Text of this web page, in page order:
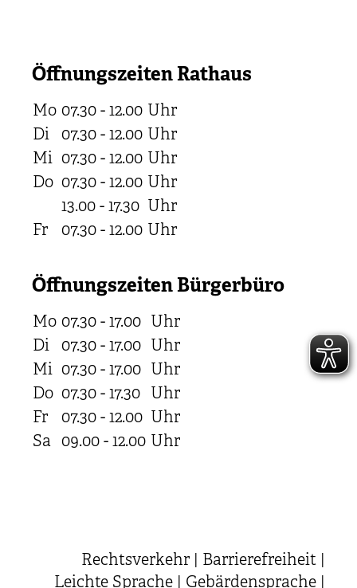
Öffnungszeiten Rathaus
Mo 07.30 - 12.00 Uhr
Di
07.30 - 12.00 Uhr
Mi 07.30 - 12.00 Uhr
Do 07.30 - 12.00 Uhr
13.00 - 17.30 Uhr
Fr
07.30 - 12.00 Uhr
Öffnungszeiten Bürgerbüro
Mo 07.30 - 17.00 Uhr
Di
07.30 - 17.00 Uhr
Mi 07.30 - 17.00 Uhr
Do 07.30 - 17.30 Uhr
Fr
07.30 - 12.00 Uhr
Sa 09.00 - 12.00 Uhr
Rechtsverkehr Barrierefreiheit
Leichte Sprache
Gebärdensprache